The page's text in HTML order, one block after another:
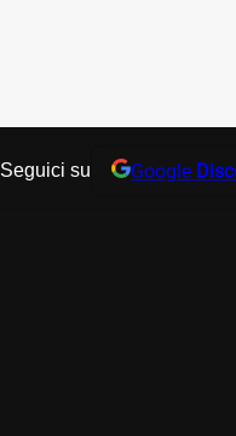
Seguici su Google